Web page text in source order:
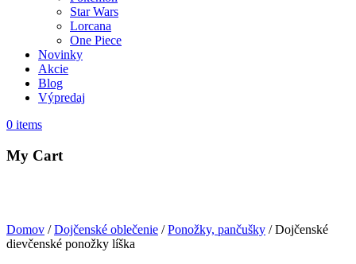
Star Wars
Lorcana
One Piece
Novinky
Akcie
Blog
Výpredaj
0 items
My Cart
Domov /Dojčenské oblečenie /Ponožky, pančušky / Dojčenské
dievčenské ponožky líška